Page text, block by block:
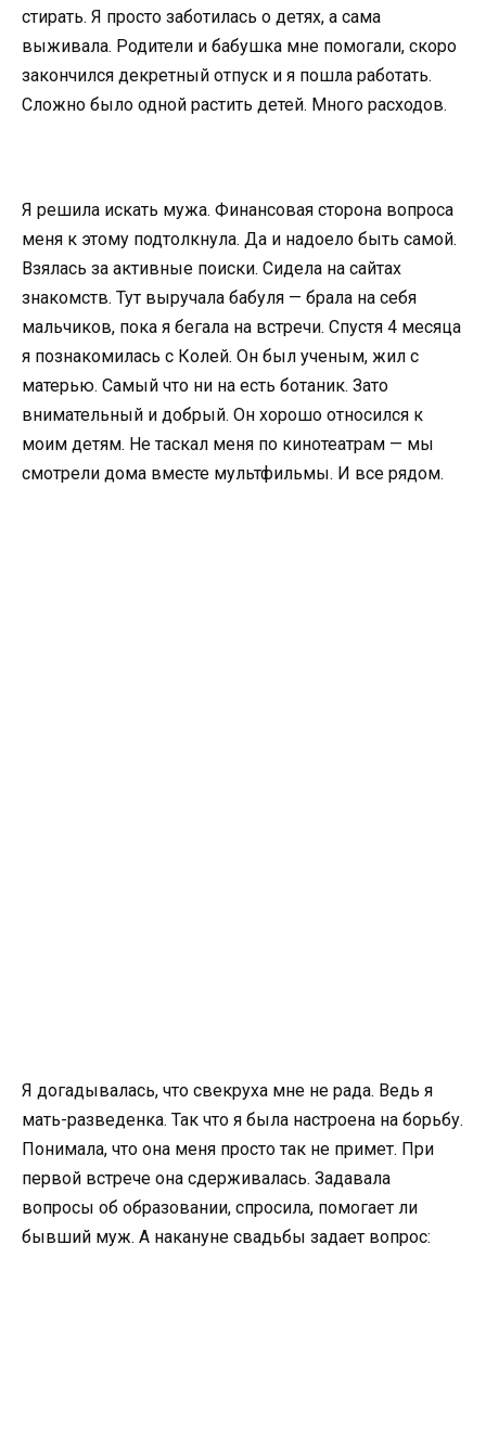
стирать. Я просто заботилась о детях, а сама
выживала. Родители и бабушка мне помогали, скоро
закончился декретный отпуск и я пошла работать.
Сложно было одной растить детей. Много расходов.
Я решила искать мужа. Финансовая сторона вопроса
меня к этому подтолкнула. Да и надоело быть самой.
Взялась за активные поиски. Сидела на сайтах
знакомств. Тут выручала бабуля — брала на себя
мальчиков, пока я бегала на встречи. Спустя 4 месяца
я познакомилась с Колей. Он был ученым, жил с
матерью. Самый что ни на есть ботаник. Зато
внимательный и добрый. Он хорошо относился к
моим детям. Не таскал меня по кинотеатрам — мы
смотрели дома вместе мультфильмы. И все рядом.
Я догадывалась, что свекруха мне не рада. Ведь я
мать-разведенка. Так что я была настроена на борьбу.
Понимала, что она меня просто так не примет. При
первой встрече она сдерживалась. Задавала
вопросы об образовании, спросила, помогает ли
бывший муж. А накануне свадьбы задает вопрос: